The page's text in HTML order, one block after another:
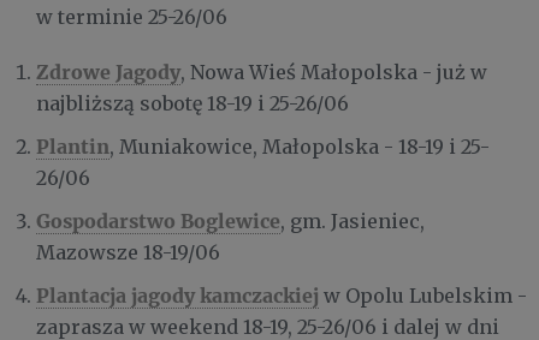
w terminie 25-26/06
Zdrowe Jagody, Nowa Wieś Małopolska - już w
najbliższą sobotę 18-19 i 25-26/06
Plantin, Muniakowice, Małopolska - 18-19 i 25-
26/06
Gospodarstwo Boglewice, gm. Jasieniec,
Mazowsze 18-19/06
Plantacja jagody kamczackiej w Opolu Lubelskim -
zaprasza w weekend 18-19, 25-26/06 i dalej w dni